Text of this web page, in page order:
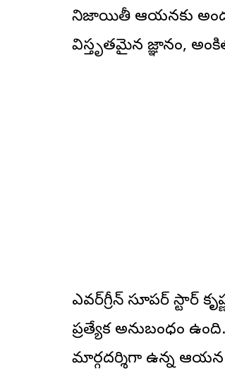
నిజాయితీ ఆయనకు
విస్తృతమైన జ్ఞానం,
ఎవర్‌గ్రీన్ సూపర్ స్టార్
ప్రత్యేక అనుబంధం
మార్గదర్శిగా ఉన్న